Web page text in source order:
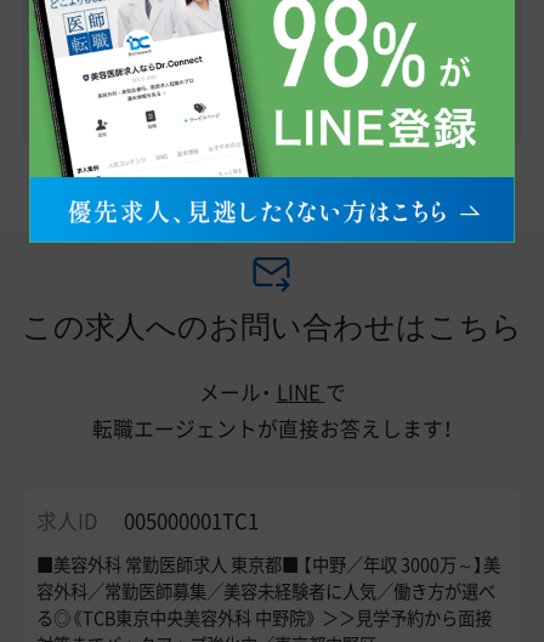
TCB東京中央美容外科の医師求人（全国）
TCB東京中央美容外科の医師求人（関東）
この求人へのお問い合わせはこちら
メール・ LINE で
転職エージェントが直接お答えします！
求人ID 005000001TC1
■美容外科 常勤医師求人 東京都■ 【中野／年収 3000万～】美
容外科／常勤医師募集／美容未経験者に人気／働き方が選べ
る◎《TCB東京中央美容外科 中野院》 ＞＞見学予約から面接